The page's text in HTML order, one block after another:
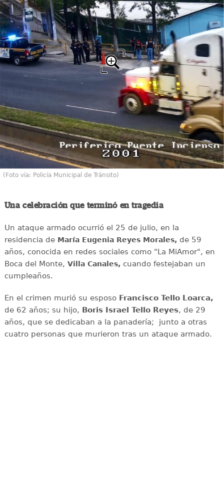
(Foto vía: Policía Municipal de Tránsito)
Una celebración que terminó en tragedia
Un ataque armado ocurrió el 25 de julio, en la
residencia de María Eugenia Reyes Morales, de 59
años, conocida en redes sociales como "La MiAmor", en
Boca del Monte, Villa Canales, cuando festejaban un
cumpleaños.
En el crimen murió su esposoFrancisco Tello Loarca,
de 62 años; su hijo, Boris Israel Tello Reyes, de 29
años, que se dedicaban a la panadería; junto a otras
cuatro personas que murieron tras un ataque armado.